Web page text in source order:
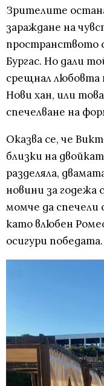
Зрителите
зараждане на
пространството
Бургас. Но дали
срещнал любовта
Нови хан, или
спечелване на
Оказва се, че
близки на
разделяла,
новини за годежа
момче да
като влюбен
осигури победата.